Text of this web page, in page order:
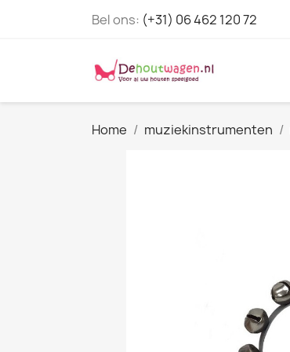
Bel ons: (+31) 06 462 120 72
Home muziekinstrumenten